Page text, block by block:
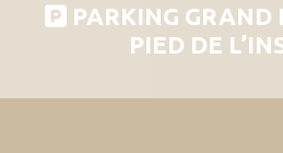
PARKING GRAND
PIED DE